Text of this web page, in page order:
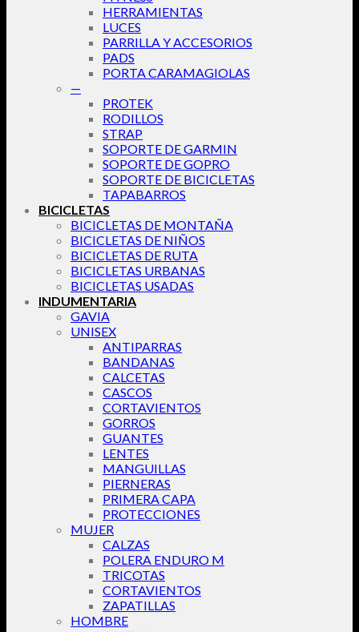
HERRAMIENTAS
LUCES
PARRILLA Y ACCESORIOS
PADS
PORTA CARAMAGIOLAS
—
PROTEK
RODILLOS
STRAP
SOPORTE DE GARMIN
SOPORTE DE GOPRO
SOPORTE DE BICICLETAS
TAPABARROS
BICICLETAS
BICICLETAS DE MONTAÑA
BICICLETAS DE NIÑOS
BICICLETAS DE RUTA
BICICLETAS URBANAS
BICICLETAS USADAS
INDUMENTARIA
GAVIA
UNISEX
ANTIPARRAS
BANDANAS
CALCETAS
CASCOS
CORTAVIENTOS
GORROS
GUANTES
LENTES
MANGUILLAS
PIERNERAS
PRIMERA CAPA
PROTECCIONES
MUJER
CALZAS
POLERA ENDURO M
TRICOTAS
CORTAVIENTOS
ZAPATILLAS
HOMBRE